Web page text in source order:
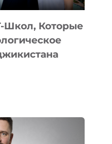
Школ, Которые